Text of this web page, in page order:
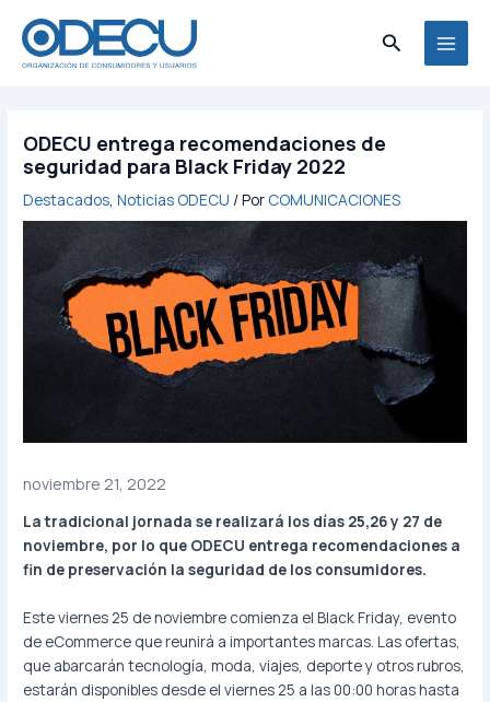
contenido
Buscar
ODECU entrega recomendaciones de
seguridad para Black Friday 2022
Destacados,Noticias ODECU / Por COMUNICACIONES
noviembre 21, 2022
La tradicional jornada se realizará los días 25,26 y 27 de
noviembre, por lo que ODECU entrega recomendaciones a
fin de preservación la seguridad de los consumidores.
Este viernes 25 de noviembre comienza el Black Friday, evento
de eCommerce que reunirá a importantes marcas. Las ofertas,
que abarcarán tecnología, moda, viajes, deporte y otros rubros,
estarán disponibles desde el viernes 25 a las 00:00 horas hasta